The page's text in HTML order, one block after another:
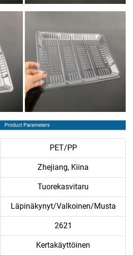
PET/PP
Zhejiang, Kiina
Tuorekasvitaru
Läpinäkynyt/Valkoinen/Musta
2621
Kertakäyttöinen